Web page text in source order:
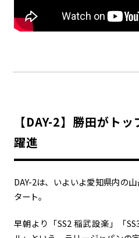
【DAY-2】勝田がト
躍進
DAY-2は、いよいよ愛知県内の
タート。
早朝より「SS2 稲武設楽」「